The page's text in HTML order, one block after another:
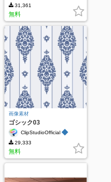
31,361
無料
画像素材
ゴシック03
ClipStudioOfficial ◆
29,333
無料